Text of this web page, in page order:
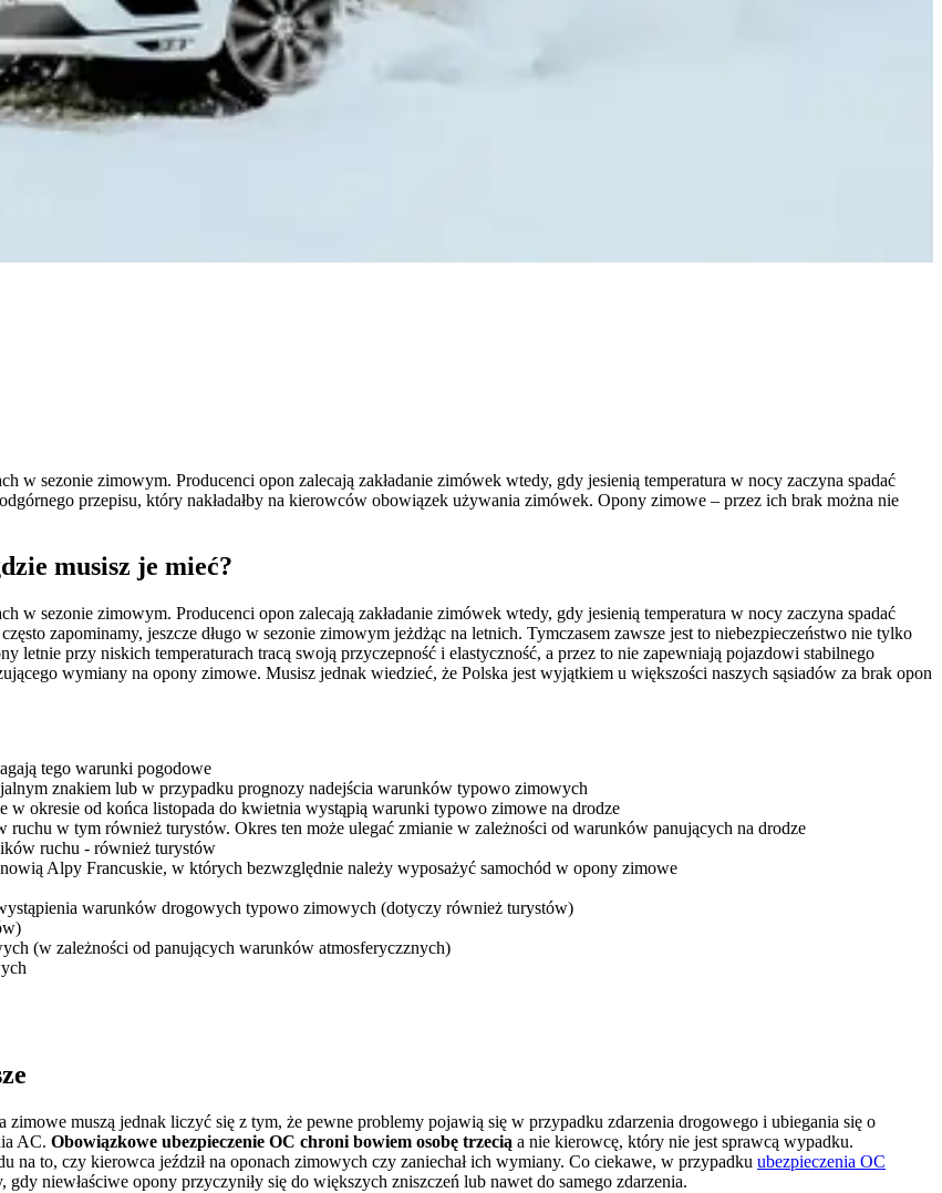
w sezonie zimowym. Producenci opon zalecają zakładanie zimówek wtedy, gdy jesienią temperatura w nocy zaczyna spadać
przepisu, który nakładałby na kierowców obowiązek używania zimówek. Opony zimowe – przez ich brak można nie
musisz je mieć?
w sezonie zimowym. Producenci opon zalecają zakładanie zimówek wtedy, gdy jesienią temperatura w nocy zaczyna spadać
zapominamy, jeszcze długo w sezonie zimowym jeżdżąc na letnich. Tymczasem zawsze jest to niebezpieczeństwo nie tylko
letnie przy niskich temperaturach tracą swoją przyczepność i elastyczność, a przez to nie zapewniają pojazdowi stabilnego
wymiany na opony zimowe. Musisz jednak wiedzieć, że Polska jest wyjątkiem u większości naszych sąsiadów za brak opon
tego warunki pogodowe
znakiem lub w przypadku prognozy nadejścia warunków typowo zimowych
w okresie od końca listopada do kwietnia wystąpią warunki typowo zimowe na drodze
w tym również turystów. Okres ten może ulegać zmianie w zależności od warunków panujących na drodze
ruchu - również turystów
Alpy Francuskie, w których bezwzględnie należy wyposażyć samochód w opony zimowe
warunków drogowych typowo zimowych (dotyczy również turystów)
(w zależności od panujących warunków atmosferyczznych)
muszą jednak liczyć się z tym, że pewne problemy pojawią się w przypadku zdarzenia drogowego i ubiegania się o
AC. Obowiązkowe ubezpieczenie OC chroni bowiem osobę trzecią a nie kierowcę, który nie jest sprawcą wypadku.
na to, czy kierowca jeździł na oponach zimowych czy zaniechał ich wymiany. Co ciekawe, w przypadku ubezpieczenia OC
niewłaściwe opony przyczyniły się do większych zniszczeń lub nawet do samego zdarzenia.